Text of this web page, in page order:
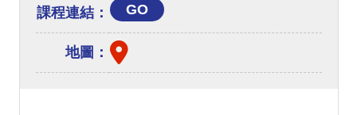
課程連結： GO
地圖：